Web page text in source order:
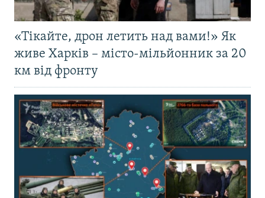
«Тікайте, дрон летить над вами!» Як
живе Харків – місто-мільйонник за 20
км від фронту